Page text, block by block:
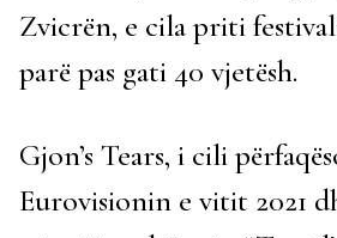
Zvicrën, e cila priti
parë pas gati 40 vjetësh.
Gjon’s Tears, i cili
Eurovisionin e vitit 2021